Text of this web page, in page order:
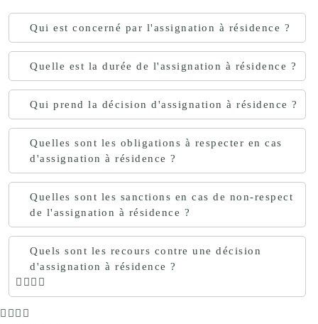
Qui est concerné par l'assignation à résidence ?
Quelle est la durée de l'assignation à résidence ?
Qui prend la décision d'assignation à résidence ?
Quelles sont les obligations à respecter en cas
d'assignation à résidence ?
Quelles sont les sanctions en cas de non-respect
de l'assignation à résidence ?
Quels sont les recours contre une décision
d'assignation à résidence ?